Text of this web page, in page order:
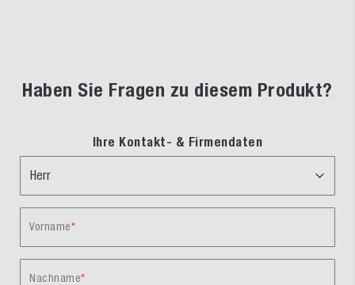
Haben Sie Fragen zu diesem Produkt?
Ihre Kontakt- & Firmendaten
Vorname
Nachname